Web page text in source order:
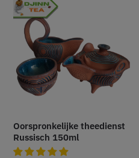
Oorspronkelijke theedienst
Russisch 150ml